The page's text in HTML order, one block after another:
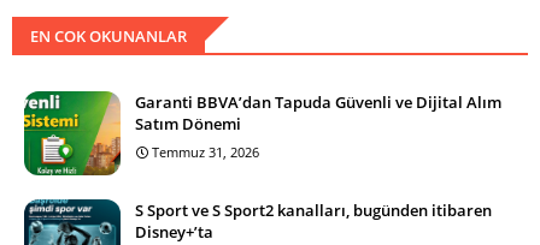
EN COK OKUNANLAR
Garanti BBVA’dan Tapuda Güvenli ve Dijital Alım
Satım Dönemi
Temmuz 31, 2026
S Sport ve S Sport2 kanalları, bugünden itibaren
Disney+’ta